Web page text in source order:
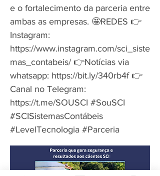
e o fortalecimento da parceria entre
ambas as empresas. 🤩REDES 👉
Instagram:
https://www.instagram.com/sci_siste
mas_contabeis/ 👉Notícias via
whatsapp: https://bit.ly/340rb4f👉
Canal no Telegram:
https://t.me/SOUSCI #SouSCI
#SCISistemasContábeis
#LevelTecnologia #Parceria